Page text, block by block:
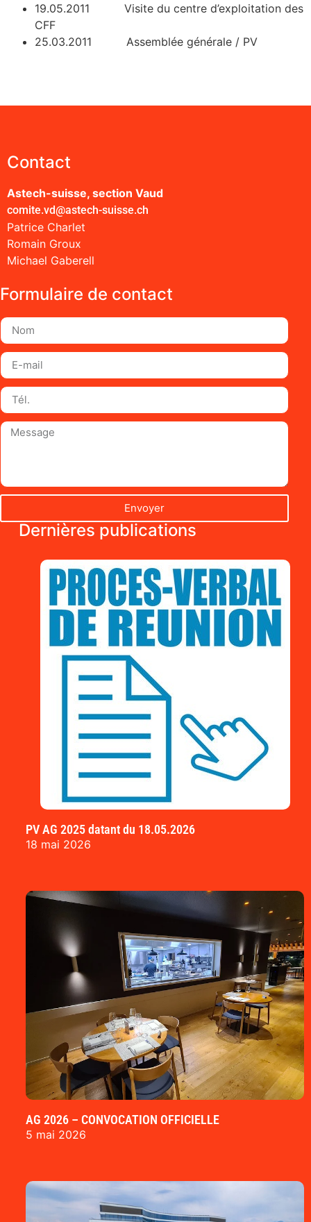
19.05.2011 Visite du centre d’exploitation des
CFF
25.03.2011 Assemblée générale / PV
Contact
Astech-suisse, section Vaud
comite.vd@astech-suisse.ch
Patrice Charlet
Romain Groux
Michael Gaberell
Formulaire de contact
Envoyer
Dernières publications
PV AG 2025 datant du 18.05.2026
18 mai 2026
AG 2026 – CONVOCATION OFFICIELLE
5 mai 2026